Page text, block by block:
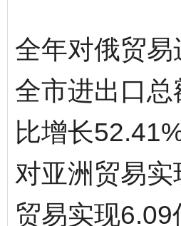
全年对俄贸
全市进出口
比增长
对亚洲贸易
贸易实现